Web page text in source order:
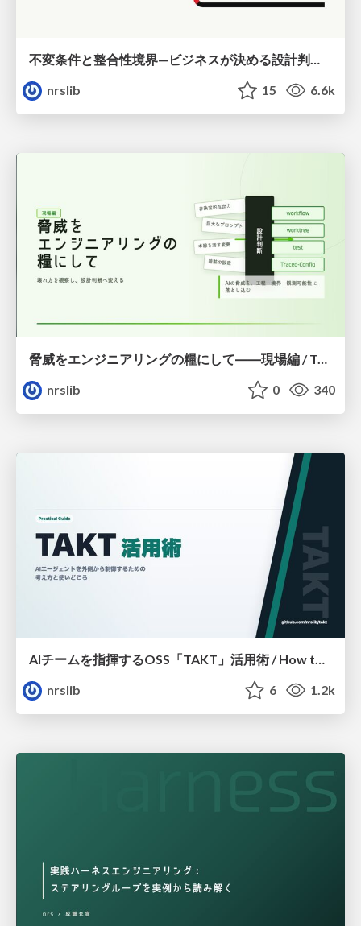
不変条件と整合性境界—ビジネスが決める設計判断と実現パターン / Invariants and Consistency Boundaries
nrslib
15 6.6k
脅威をエンジニアリングの糧にして――現場編 / Turning Threats into Engineering Fuel — Field Edition
nrslib
0 340
nrslib
6 1.2k